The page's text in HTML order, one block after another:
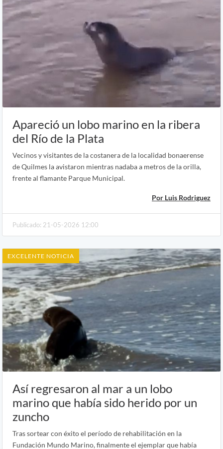
Apareció un lobo marino en la ribera
del Río de la Plata
Vecinos y visitantes de la costanera de la localidad bonaerense
de Quilmes la avistaron mientras nadaba a metros de la orilla,
frente al flamante Parque Municipal.
Por Luis Rodriguez
Publicado: 21-05-2026 12:00
EXCELENTE NOTICIA
Así regresaron al mar a un lobo
marino que había sido herido por un
zuncho
Tras sortear con éxito el período de rehabilitación en la
Fundación Mundo Marino, finalmente el ejemplar que había